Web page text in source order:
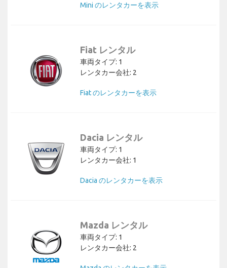
Mini のレンタカーを表示
Fiat レンタル
車両タイプ: 1
レンタカー会社: 2
Fiat のレンタカーを表示
Dacia レンタル
車両タイプ: 1
レンタカー会社: 1
Dacia のレンタカーを表示
Mazda レンタル
車両タイプ: 1
レンタカー会社: 2